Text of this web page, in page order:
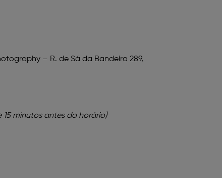
– R. de Sá da Bandeira 289,
15 minutos antes do horário)